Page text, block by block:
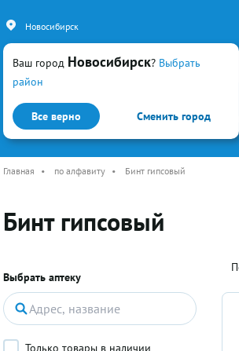
Ваш город Новосибирск? Выбрать
район
Все верно Сменить город
Новосибирск
Искать
Каталог Простуда и грипп
Главная • по алфавиту • Бинт гипсовый
Бинт гипсовый
Выбрать аптеку
Только товары в наличии